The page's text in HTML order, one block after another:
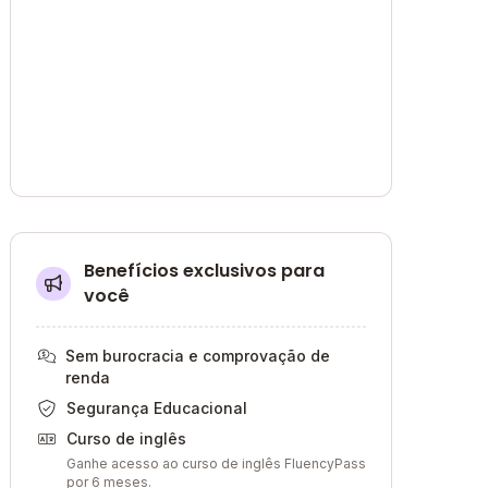
Benefícios exclusivos para
você
Sem burocracia e comprovação de
renda
Segurança Educacional
Curso de inglês
Ganhe acesso ao curso de inglês FluencyPass
por 6 meses.